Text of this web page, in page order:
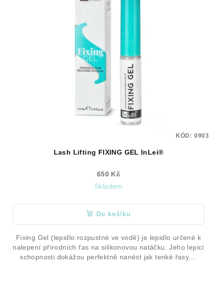
Lash Lifting FIXING GEL InLei®
650 Kč
Skladem
Do košíku
Fixing Gel (lepidlo rozpustné ve vodě) je lepidlo určené k
nalepení přírodních řas na silikonovou natáčku. Jeho lepicí
schopnosti dokážou perfektně nanést jak tenké řasy,...
KÓD: 0903